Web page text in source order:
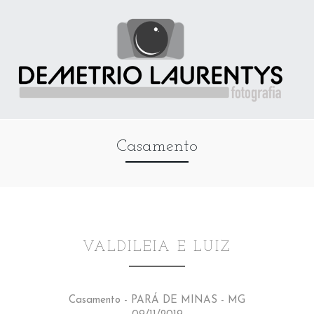
Casamento
VALDILEIA E LUIZ
Casamento - PARÁ DE MINAS - MG